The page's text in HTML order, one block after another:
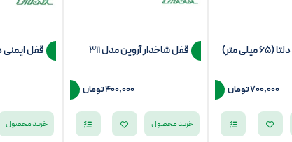
متر)
700,000تومان
قفل شاخدار آروین مدل 311
400,000تومان
خرید محصول
قفل ایمنی
خرید محصول